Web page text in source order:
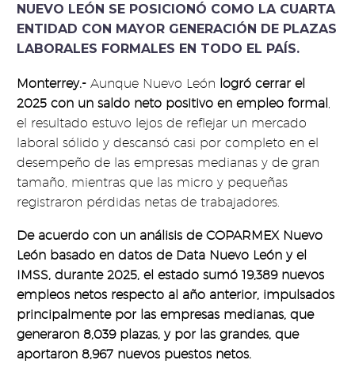
NUEVO LEÓN SE POSICIONÓ COMO LA CUARTA
ENTIDAD CON MAYOR GENERACIÓN DE PLAZAS
LABORALES FORMALES EN TODO EL PAÍS.
Monterrey.- Aunque Nuevo León logró cerrar el
2025 con un saldo neto positivo en empleo formal
el resultado estuvo lejos de reflejar un mercado
laboral sólido y descansó casi por completo en el
desempeño de las empresas medianas y de gran
tamaño, mientras que las micro y pequeñas
registraron pérdidas netas de trabajadores.
De acuerdo con un análisis de COPARMEX Nuevo
León basado en datos de Data Nuevo León y el
IMSS, durante 2025, el estado sumó 19,389 nuevos
empleos netos respecto al año anterior, impulsados
principalmente por las empresas medianas, que
generaron 8,039 plazas, y por las grandes, que
aportaron 8,967 nuevos puestos netos.